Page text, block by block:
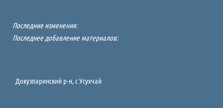
Последние изменения:
Последнее добавление материалов:
Докузпаринский р-н, c Усухчай